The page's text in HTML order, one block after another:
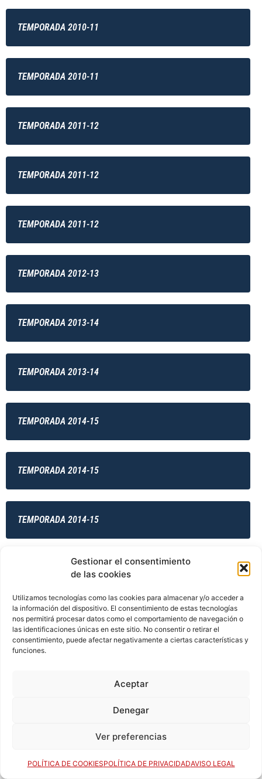
Gestionar el consentimiento
de las cookies
Utilizamos tecnologías como las cookies para almacenar y/o acceder a
la información del dispositivo. El consentimiento de estas tecnologías
nos permitirá procesar datos como el comportamiento de navegación o
las identificaciones únicas en este sitio. No consentir o retirar el
consentimiento, puede afectar negativamente a ciertas características y
funciones.
Aceptar
Denegar
Ver preferencias
POLÍTICA DE COOKIESPOLÍTICA DE PRIVACIDADAVISO LEGAL
TEMPORADA 2010-11
TEMPORADA 2010-11
TEMPORADA 2011-12
TEMPORADA 2011-12
TEMPORADA 2011-12
TEMPORADA 2012-13
TEMPORADA 2013-14
TEMPORADA 2013-14
TEMPORADA 2014-15
TEMPORADA 2014-15
TEMPORADA 2014-15
TEMPORADA 2014-15
TEMPORADA 2014-15
TEMPORADA 2015-16